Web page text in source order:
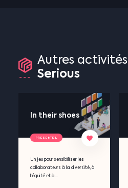
Autres activités
Serious
In their shoes
Un jeu pour sensibiliser les
collaborateurs à la diversité, à
l’équité et à...
PRESENTIEL